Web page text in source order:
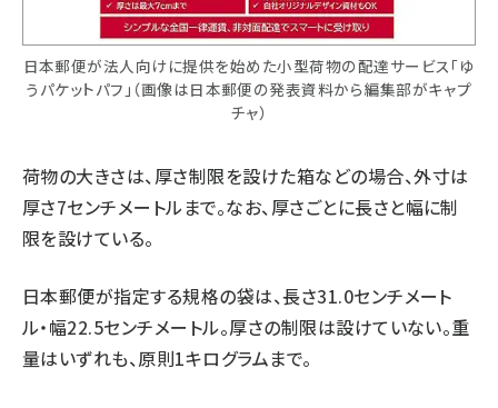
日本郵便が法人向けに提供を始めた小型荷物の配達サービス「ゆ
うパケットパフ」（画像は日本郵便の発表資料から編集部がキャプ
チャ）
荷物の大きさは、厚さ制限を設けた箱などの場合、外寸は
厚さ7センチメートルまで。なお、厚さごとに長さと幅に制
限を設けている。
日本郵便が指定する規格の袋は、長さ31.0センチメート
ル・幅22.5センチメートル。厚さの制限は設けていない。重
量はいずれも、原則1キログラムまで。